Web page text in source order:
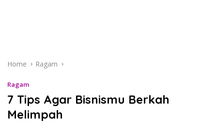
Home Ragam
Ragam
7 Tips Agar Bisnismu Berkah
Melimpah